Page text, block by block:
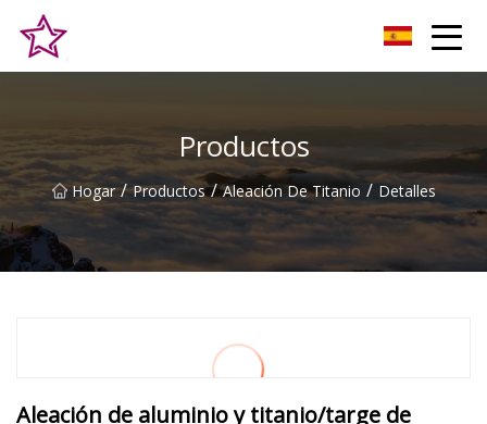
Productos
Hogar / Productos / Aleación De Titanio / Detalles
Aleación de aluminio y titanio/targe de